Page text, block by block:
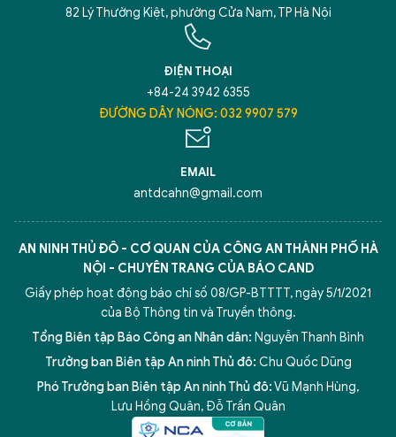
82 Lý Thường Kiệt, phường Cửa Nam, TP Hà Nội
ĐIỆN THOẠI
+84-24 3942 6355
ĐƯỜNG DÂY NÓNG: 032 9907 579
EMAIL
antdcahn@gmail.com
AN NINH THỦ ĐÔ - CƠ QUAN CỦA CÔNG AN THÀNH PHỐ HÀ
NỘI - CHUYÊN TRANG CỦA BÁO CAND
Giấy phép hoạt động báo chí số 08/GP-BTTTT, ngày 5/1/2021
của Bộ Thông tin và Truyền thông.
Tổng Biên tập Báo Công an Nhân dân: Nguyễn Thanh Bình
Trưởng ban Biên tập An ninh Thủ đô: Chu Quốc Dũng
Phó Trưởng ban Biên tập An ninh Thủ đô:Vũ Mạnh Hùng,
Lưu Hồng Quân, Đỗ Trần Quân